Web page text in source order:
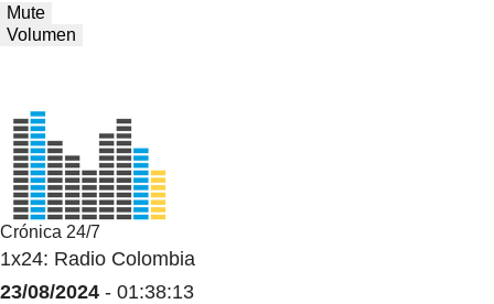
Mute
Volumen
Crónica 24/7
1x24: Radio Colombia
23/08/2024 - 01:38:13